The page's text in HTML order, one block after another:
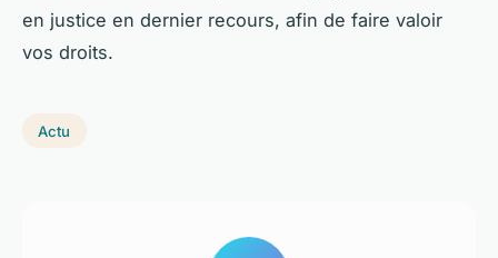
en justice en dernier recours, afin de faire valoir
vos droits.
Actu